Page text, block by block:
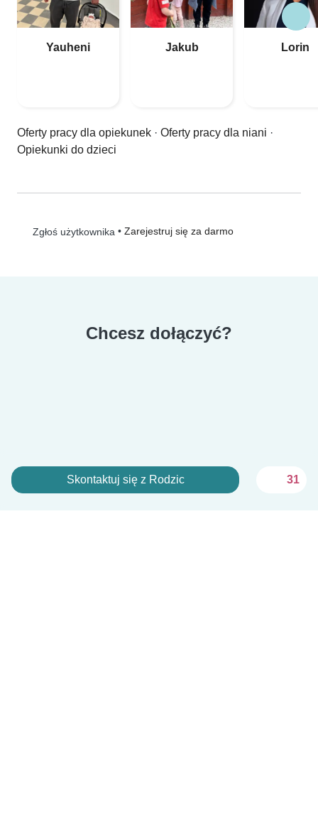
Yauheni Jakub Lorin
Oferty pracy dla opiekunek · Oferty pracy dla niani ·
Opiekunki do dzieci
Zgłoś użytkownika • Zarejestruj się za darmo
Chcesz dołączyć?
Skontaktuj się z Rodzic 31